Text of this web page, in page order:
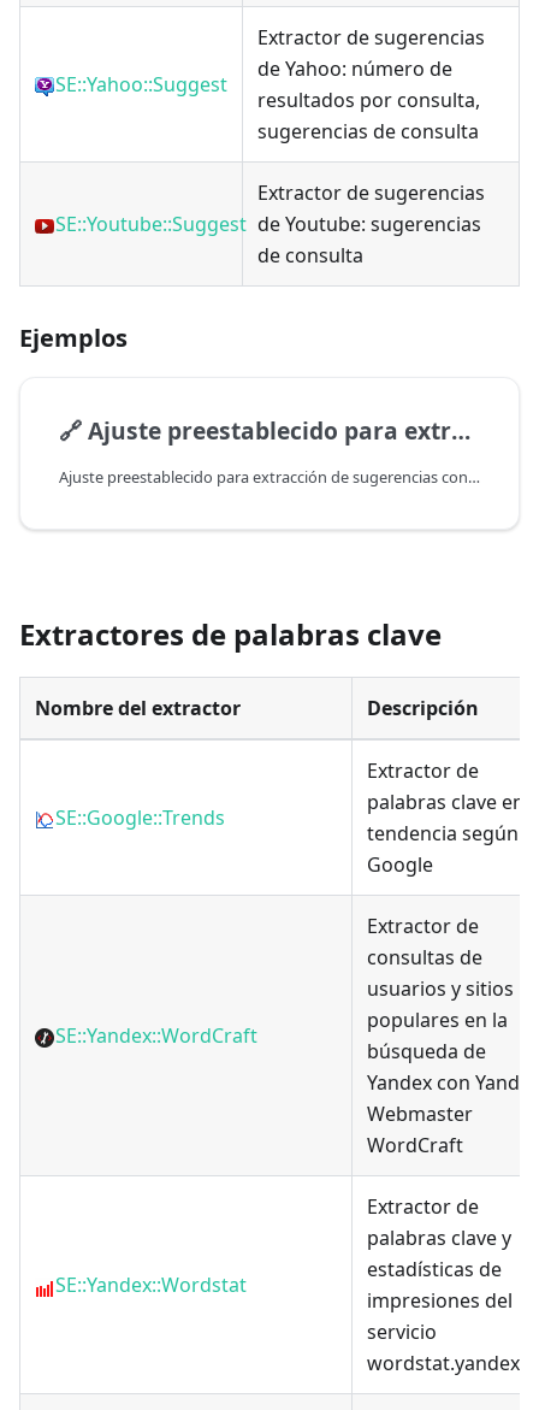
SE::Yahoo::Suggest
Extractor de sugerencias
de Yahoo: número de
resultados por consulta,
sugerencias de consulta
SE::Youtube::Suggest
Extractor de sugerencias
de Youtube: sugerencias
de consulta
Ejemplos
🔗Ajuste preestablecido para extracción de sugerencias con posibilidad de excluir resultados que contengan palabras prohibidas
Ajuste preestablecido para extracción de sugerencias con posibilidad de excluir resultados que contengan palabras prohibidas
Extractores de palabras clave
Nombre del extractor Descripción
SE::Google::Trends
Extractor de
palabras clave en
tendencia según
Google
SE::Yandex::WordCraft
Extractor de
consultas de
usuarios y sitios
populares en la
búsqueda de
Yandex con Yandex
Webmaster
WordCraft
SE::Yandex::Wordstat
Extractor de
palabras clave y
estadísticas de
impresiones del
servicio